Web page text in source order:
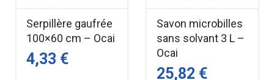
Serpillère gaufrée
100×60 cm – Ocai
4,33 €
Savon microbilles
sans solvant 3 L –
Ocai
25,82 €